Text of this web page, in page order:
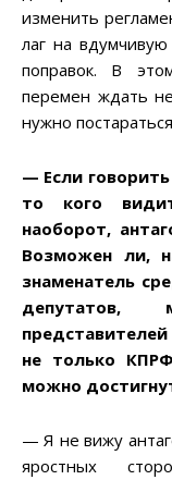
изменить
лаг на
поправок. В
перемен ждать
нужно
— Если
то кого
наоборот,
Возможен ли,
знаменатель
депутатов,
не только
можно
— Я не вижу
яростных